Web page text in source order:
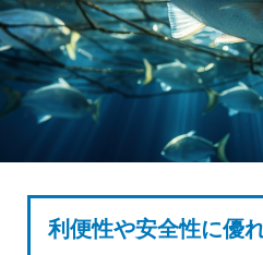
利便性や安全性に優